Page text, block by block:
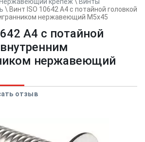
\ Винт ISO 10642 A4 с потайной головкой
нержавеющий M5x45
A4 с потайной
нержавеющий
отзыв